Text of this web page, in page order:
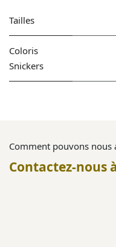
Tailles
Coloris
Snickers
Comment pouvons nous
Contactez-nous